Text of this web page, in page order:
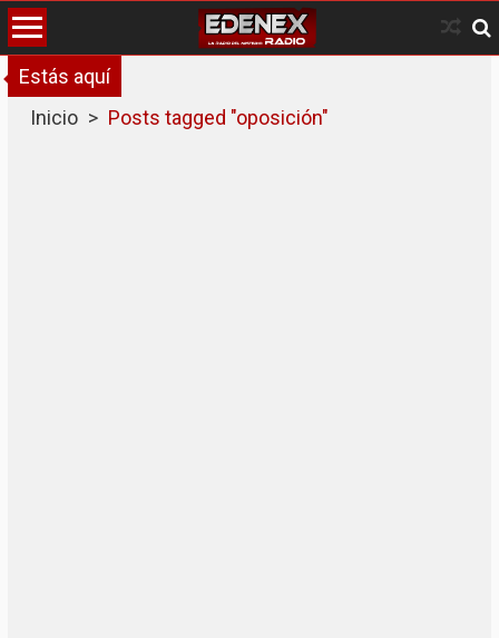
Skip
to
content
Estás aquí
Inicio > Posts tagged "oposición"